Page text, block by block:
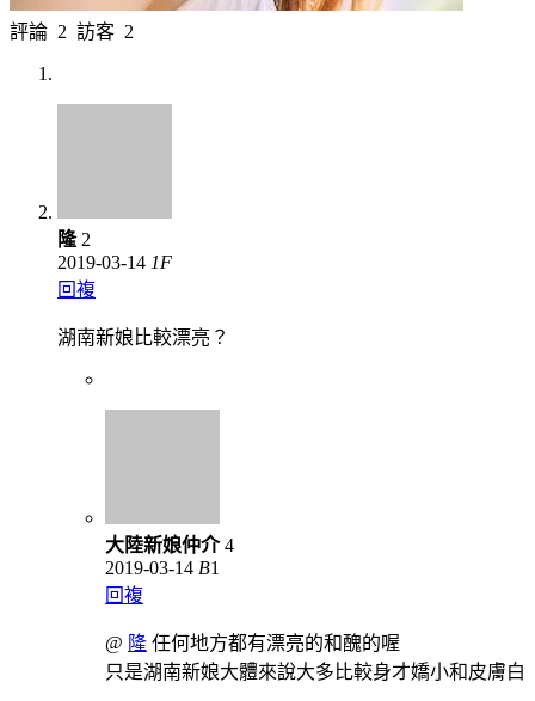
評論 2 訪客 2
隆 2
2019-03-14 1F
回複
湖南新娘比較漂亮？
大陸新娘仲介 4
2019-03-14 B1
回複
@ 隆 任何地方都有漂亮的和醜的喔
只是湖南新娘大體來說大多比較身才嬌小和皮膚白